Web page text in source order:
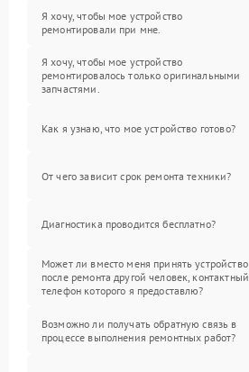
Я хочу, чтобы мое устройство
ремонтировали при мне.
Я хочу, чтобы мое устройство
ремонтировалось только оригинальными
запчастями.
Как я узнаю, что мое устройство готово?
От чего зависит срок ремонта техники?
Диагностика проводится бесплатно?
Может ли вместо меня принять устройство
после ремонта другой человек, контактный
телефон которого я предоставлю?
Возможно ли получать обратную связь в
процессе выполнения ремонтных работ?